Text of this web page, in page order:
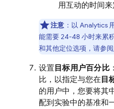
用互动的时间
注意 ：以 Analytics
能需要 24-48 小时来累
和其他定位选项，请参阅
设置 目标用户百分比
比，以指定与您在 目
的用户中，您要将其
配到实验中的基准和